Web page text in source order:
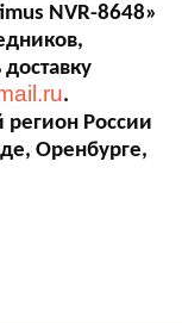
NVR-8648»
.
регион России
Оренбурге,